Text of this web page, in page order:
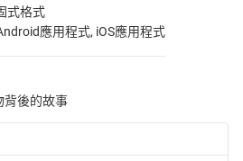
式格式
應用程式, iOS應用程式
背後的故事